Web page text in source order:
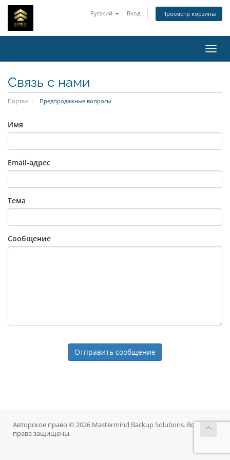
Русский Вход Просмотр корзины
Связь с нами
Портал Предпродажные вопросы
Имя
Email-адрес
Тема
Сообщение
Отправить сообщение
Авторское право © 2026 Mastermind Backup Solutions. Все
права защищены.